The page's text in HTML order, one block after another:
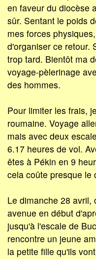
en faveur du diocèse
sûr. Sentant le poids
mes forces
d'organiser ce retour.
trop tard. Bientôt ma
voyage-pèlerinage
des hommes.
Pour limiter les frais,
roumaine. Voyage
mais avec deux
6.17 heures de vol.
êtes à Pékin en 9
cela coûte presque le
Le dimanche 28 avril,
avenue en début
jusqu'à l'escale de
rencontre un jeune
la petite fille qu'ils